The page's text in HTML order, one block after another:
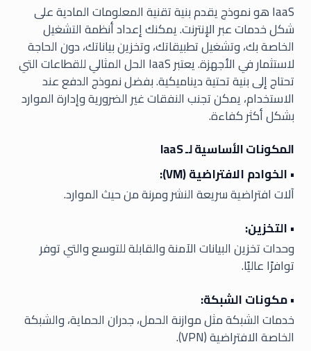
IaaS هو نموذج يقدم بنية تقنية المعلومات المادية على
شكل خدمات عبر الإنترنت. يمكنك إعداد أنظمة التشغيل
الخاصة بك، وتشغيل تطبيقاتك، وتخزين بياناتك، دون الحاجة
لاستثمار في الأجهزة. يعتبر IaaS الحل المثالي للقطاعات التي
تحتاج إلى بنية تحتية ديناميكية. بفضل نموذج الدفع عند
الاستخدام، يمكن تجنب النفقات غير الضرورية وإدارة الموارد
بشكل أكثر كفاءة.
المكونات الأساسية لـ IaaS
• الخوادم الافتراضية (VM):
آلات افتراضية سريعة النشر ومرنة من حيث الموارد.
• التخزين:
وحدات تخزين البيانات الآمنة والقابلة للتوسع والتي توفر
توافرًا عاليًا.
• مكونات الشبكة:
خدمات الشبكة مثل موازنة الحمل، جدران الحماية، والشبكة
الخاصة الافتراضية (VPN).